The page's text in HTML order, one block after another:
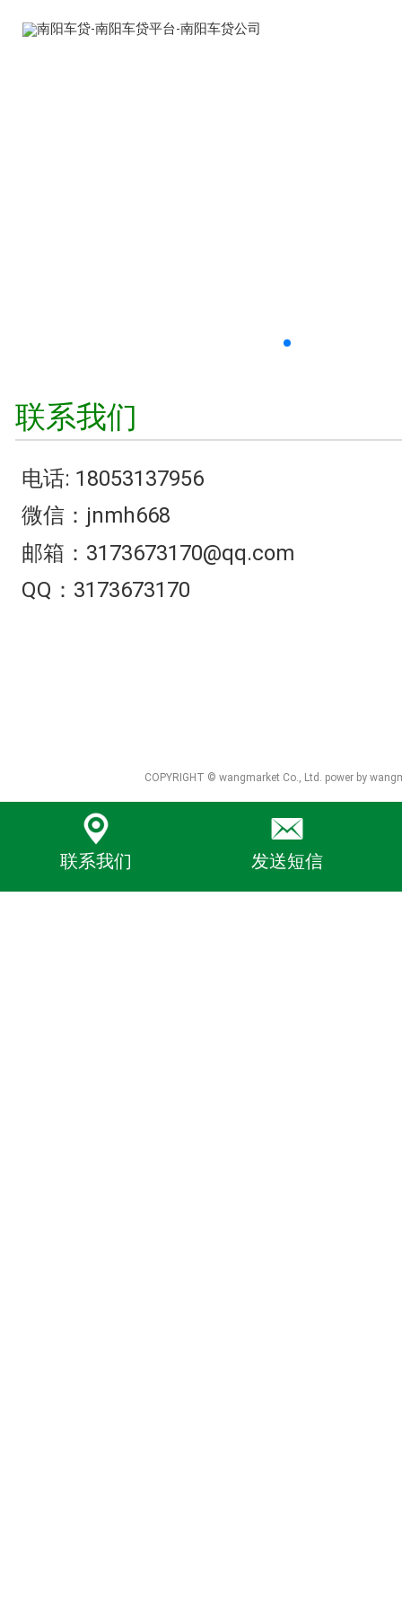
联系我们
电话: 18053137956
微信：jnmh668
邮箱：3173673170@qq.com
QQ：3173673170
COPYRIGHT © wangmarket Co., Ltd. power by
联系我们 发送短信